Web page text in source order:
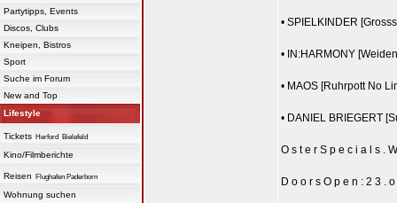
Partytipps, Events
Discos, Clubs
Kneipen, Bistros
Sport
Suche im Forum
New and Top
Lifestyle
Tickets Herford Bielefeld
Kino/Filmberichte
Reisen Flughafen Paderborn
Wohnung suchen
• SPIELKINDER
• IN:HARMONY
• MAOS [Ruhrpott No
• DANIEL BRIEGERT
O s t e r S p e c i a l s .
D o o r s O p e n : 2 3 .